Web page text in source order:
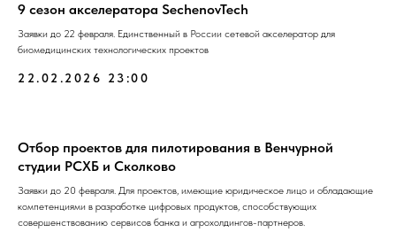
9 сезон акселератора SechenovTech
Заявки до 22 февраля. Единственный в России сетевой акселератор для
биомедицинских технологических проектов
22.02.2026 23:00
Отбор проектов для пилотирования в Венчурной
студии РСХБ и Сколково
Заявки до 20 февраля. Для проектов, имеющие юридическое лицо и обладающие
компетенциями в разработке цифровых продуктов, способствующих
совершенствованию сервисов банка и агрохолдингов-партнеров.